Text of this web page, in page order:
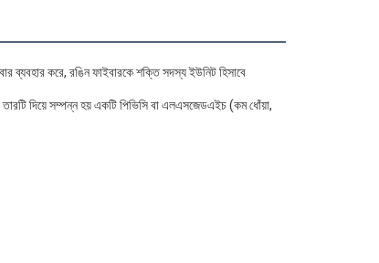
ব্যবহার করে, রঙিন ফাইবারকে শক্তি সদস্য ইউনিট হিসাবে
দিয়ে সম্পন্ন হয় একটি পিভিসি বা এলএসজেডএইচ (কম ধোঁয়া,